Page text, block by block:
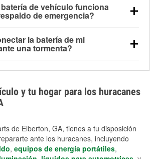
de carga de respaldo para
del motor y pueden
lo que puede provocar una
la exposición.
de vehículo funciona
de emergencia?
de ciclo profundo porque son
a las vibraciones y más
la batería de mi
una tormenta?
Evitar el agua estancada y
de carga de respaldo son
más efectivas.
y tu hogar para los huracanes
de Elberton, GA, tienes a tu disposición
ante los huracanes, incluyendo
, equipos de energía portátiles,